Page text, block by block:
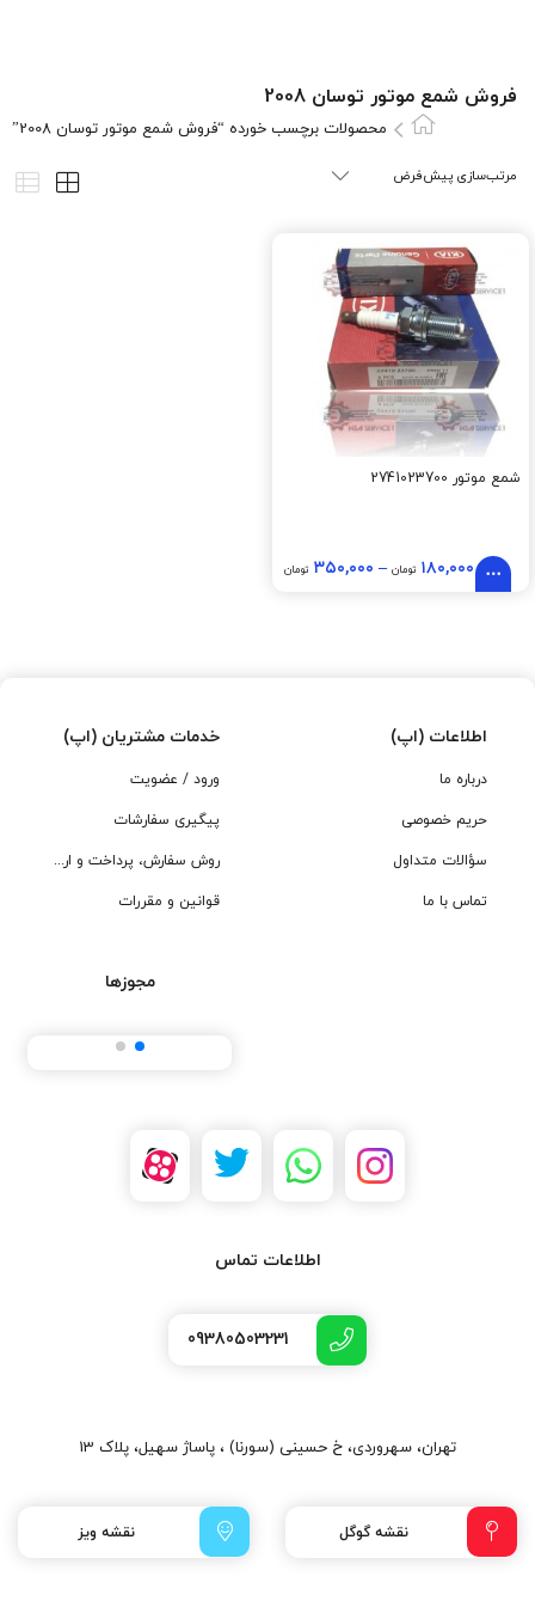
فروش شمع موتور توسان 2008
محصولات برچسب خورده “فروش شمع موتور توسان 2008”
شمع موتور 2741023700
۱۸۰,۰۰۰ تومان– ۳۵۰,۰۰۰ تومان
اطلاعات (اپ)
درباره ما
حریم خصوصی
سؤالات متداول
تماس با ما
خدمات مشتریان (اپ)
ورود / عضویت
پیگیری سفارشات
روش سفارش، پرداخت و ارسال
قوانین و مقررات
مجوزها
اطلاعات تماس
09380503231
تهران، سهروردی، خ حسینی (سورنا) ، پاساژ سهیل، پلاک 13
نقشه گوگل نقشه ویز